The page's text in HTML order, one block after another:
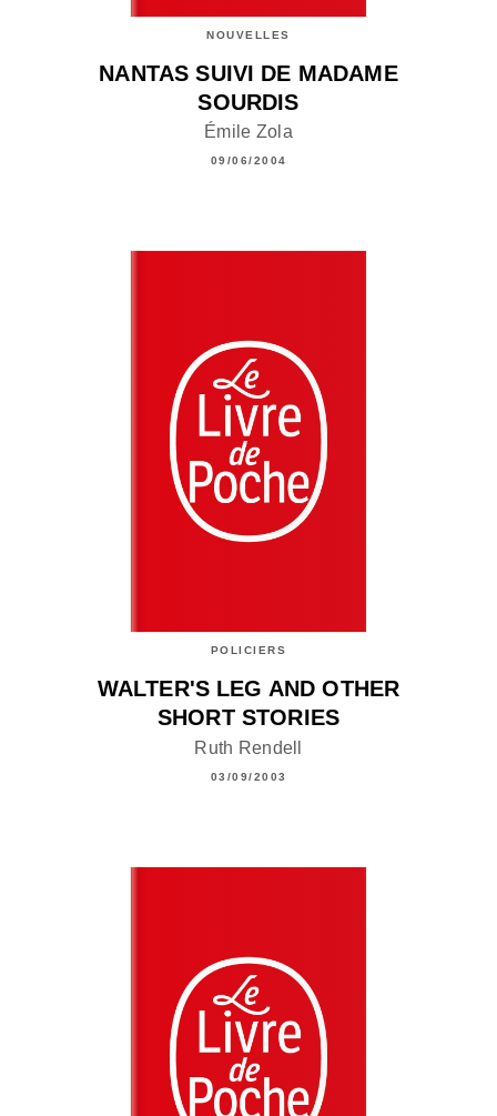
NOUVELLES
NANTAS SUIVI DE MADAME
SOURDIS
Émile Zola
09/06/2004
POLICIERS
WALTER'S LEG AND OTHER
SHORT STORIES
Ruth Rendell
03/09/2003